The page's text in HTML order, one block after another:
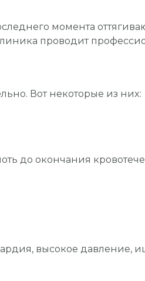
момента
проводит
Вот некоторые из них:
до окончания
высокое давление,